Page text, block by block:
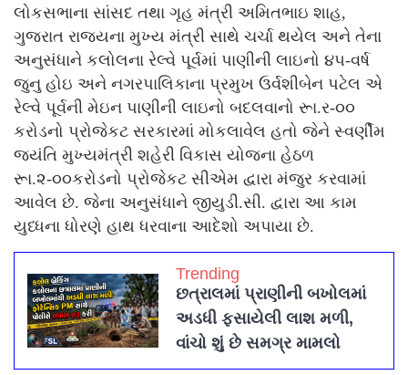
લોકસભાના સાંસદ તથા ગૃહ મંત્રી અમિતભાઇ શાહ,
ગુજરાત રાજયના મુખ્ય મંત્રી સાથે ચર્ચા થયેલ અને તેના
અનુસંધાને કલોલના રેલ્વે પૂર્વમાં પાણીની લાઇનો ૪૫-વર્ષ
જુનુ હોઇ અને નગરપાલિકાના પ્રમુખ ઉર્વશીબેન પટેલ એ
રેલ્વે પૂર્વની મેઇન પાણીની લાઇનો બદલવાનો રૂા.ર-૦૦
કરોડનો પ્રોજેકટ સરકારમાં મોકલાવેલ હતો જેને સ્વર્ણીમ
જયંતિ મુખ્યમંત્રી શહેરી વિકાસ યોજના હેઠળ
રૂા.૨-૦૦કરોડનો પ્રોજેકટ સીએમ દ્વારા મંજુર કરવામાં
આવેલ છે. જેના અનુસંધાને જીયુડી.સી. દ્વારા આ કામ
યુધ્ધના ધોરણે હાથ ધરવાના આદેશો અપાયા છે.
Trending
છત્રાલમાં પ્રાણીની બખોલમાં
અડધી ફસાયેલી લાશ મળી,
વાંચો શું છે સમગ્ર મામલો